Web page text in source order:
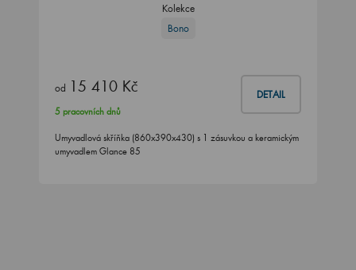
Kolekce
Bono
od 15 410 Kč DETAIL
5 pracovních dnů
Umyvadlová skříňka (860x390x430) s 1 zásuvkou a keramickým
umyvadlem Glance 85